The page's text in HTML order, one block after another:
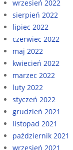
wrzesień 2022
sierpień 2022
lipiec 2022
czerwiec 2022
maj 2022
kwiecień 2022
marzec 2022
luty 2022
styczeń 2022
grudzień 2021
listopad 2021
październik 2021
wrzesień 2021